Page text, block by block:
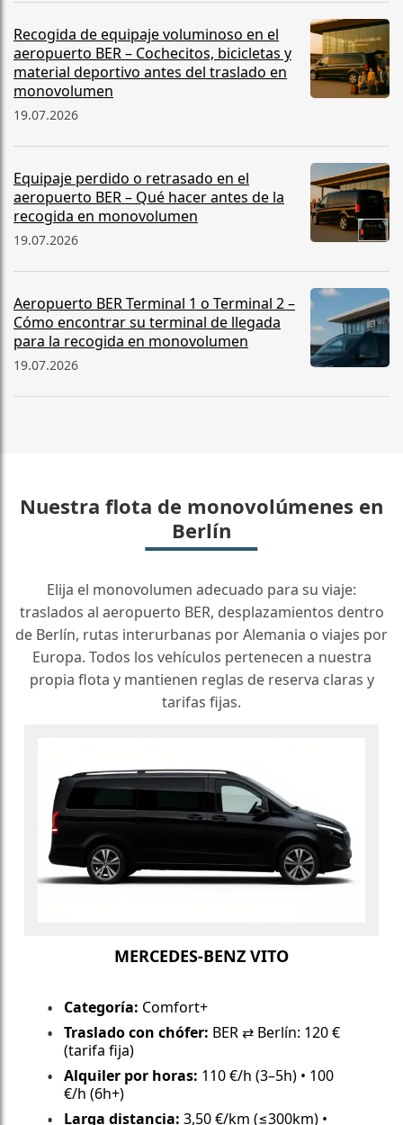
Recogida de equipaje voluminoso en el
aeropuerto BER – Cochecitos, bicicletas y
material deportivo antes del traslado en
monovolumen
19.07.2026
Equipaje perdido o retrasado en el
aeropuerto BER – Qué hacer antes de la
recogida en monovolumen
19.07.2026
Aeropuerto BER Terminal 1 o Terminal 2 –
Cómo encontrar su terminal de llegada
para la recogida en monovolumen
19.07.2026
Nuestra flota de monovolúmenes en
Berlín
Elija el monovolumen adecuado para su viaje:
traslados al aeropuerto BER, desplazamientos dentro
de Berlín, rutas interurbanas por Alemania o viajes por
Europa. Todos los vehículos pertenecen a nuestra
propia flota y mantienen reglas de reserva claras y
tarifas fijas.
MERCEDES-BENZ VITO
Categoría: Comfort+
Traslado con chófer: BER ⇄ Berlín: 120 €
(tarifa fija)
Alquiler por horas: 110 €/h (3–5h) • 100
€/h (6h+)
Larga distancia: 3,50 €/km (≤300km) •